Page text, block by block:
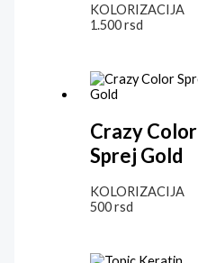
KOLORIZACIJA
1.500rsd
Crazy Color
Sprej Gold
KOLORIZACIJA
500rsd